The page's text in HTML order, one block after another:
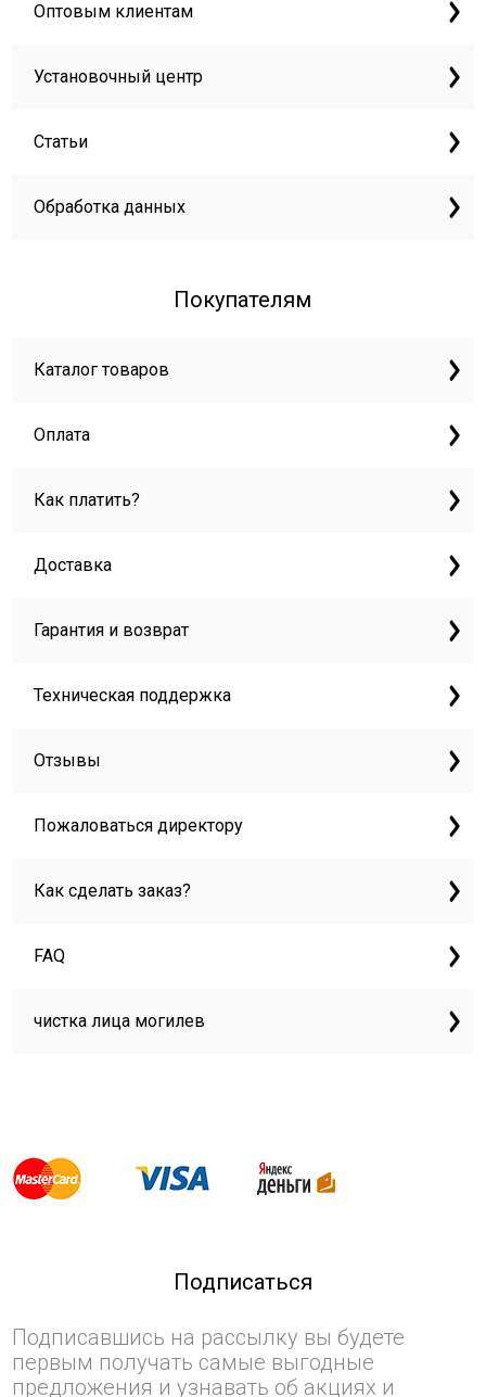
Оптовым клиентам
Установочный центр
Статьи
Обработка данных
Покупателям
Каталог товаров
Оплата
Как платить?
Доставка
Гарантия и возврат
Техническая поддержка
Отзывы
Пожаловаться директору
Как сделать заказ?
FAQ
чистка лица могилев
Подписаться
Подписавшись на рассылку вы будете
первым получать самые выгодные
предложения и узнавать об акциях и